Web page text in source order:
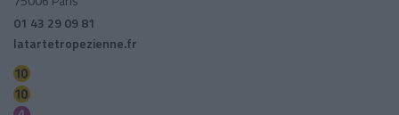
01 43 29 09 81
latartetropezienne.fr